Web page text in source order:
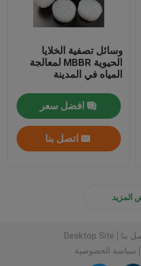
وسائل تصفية الخلايا
الحيوية MBBR لمعالجة
المياه في المدينة
افضل سعر
اتصل بنا
المزيد
بنا
Desktop Site
سياسة الخصوصية